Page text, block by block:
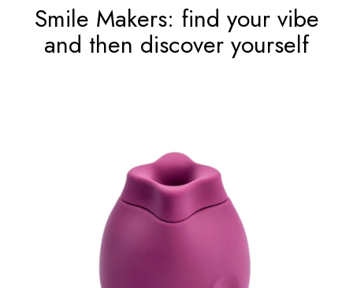
Smile Makers: find your vibe
and then discover yourself